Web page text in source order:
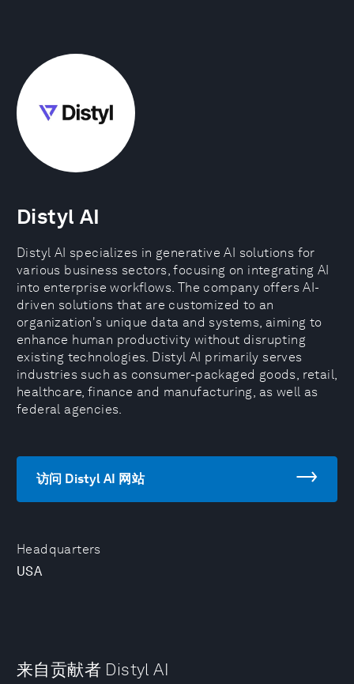
Headquarters
USA
Distyl AI
Distyl AI specializes in generative AI solutions for
various business sectors, focusing on integrating AI
into enterprise workflows. The company offers AI-
driven solutions that are customized to an
organization's unique data and systems, aiming to
enhance human productivity without disrupting
existing technologies. Distyl AI primarily serves
industries such as consumer-packaged goods, retail,
healthcare, finance and manufacturing, as well as
federal agencies.
访问 Distyl AI 网站
来自贡献者 Distyl AI